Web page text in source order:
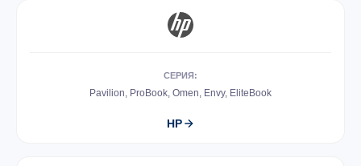
СЕРИЯ:
Pavilion, ProBook, Omen, Envy, EliteBook
HP